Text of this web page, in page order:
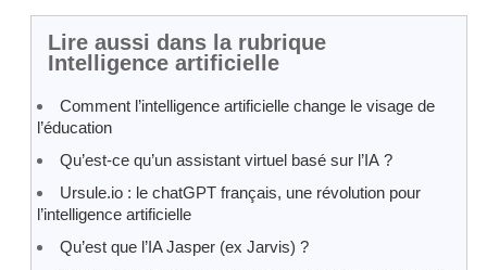
Lire aussi dans la rubrique
Intelligence artificielle
Comment l’intelligence artificielle change le visage de
l’éducation
Qu’est-ce qu’un assistant virtuel basé sur l’IA ?
Ursule.io : le chatGPT français, une révolution pour
l’intelligence artificielle
Qu’est que l’IA Jasper (ex Jarvis) ?